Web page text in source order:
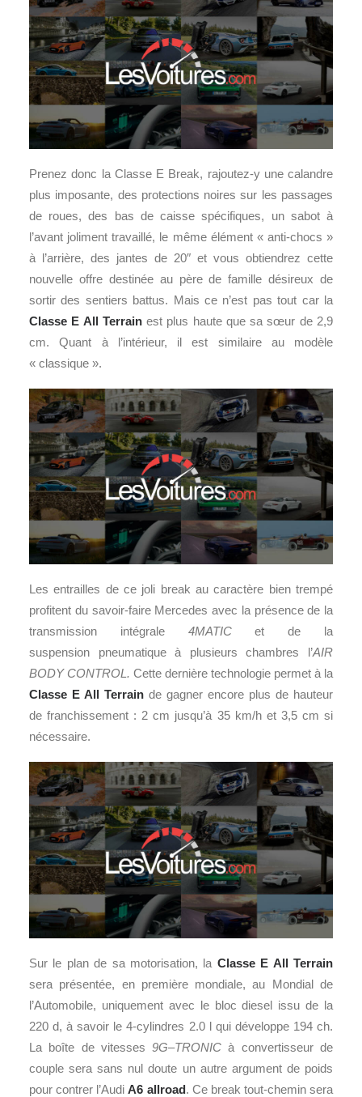
Prenez donc la Classe E Break, rajoutez-y une calandre
plus imposante, des protections noires sur les passages
de roues, des bas de caisse spécifiques, un sabot à
l’avant joliment travaillé, le même élément « anti-chocs »
à l’arrière, des jantes de 20″ et vous obtiendrez cette
nouvelle offre destinée au père de famille désireux de
sortir des sentiers battus. Mais ce n’est pas tout car la
Classe E All Terrainest plus haute que sa sœur de 2,9
cm. Quant à l’intérieur, il est similaire au modèle
« classique ».
Les entrailles de ce joli break au caractère bien trempé
profitent du savoir-faire Mercedes avec la présence de la
transmission intégrale 4MATICet de la
suspension pneumatique à plusieurs chambres l’AIR
BODY CONTROL. Cette dernière technologie permet à la
Classe E All Terrain de gagner encore plus de hauteur
de franchissement : 2 cm jusqu’à 35 km/h et 3,5 cm si
nécessaire.
Sur le plan de sa motorisation, la Classe E All Terrain
sera présentée, en première mondiale, au Mondial de
l’Automobile, uniquement avec le bloc diesel issu de la
220 d, à savoir le 4-cylindres 2.0 l qui développe 194 ch.
La boîte de vitesses9G–TRONICà convertisseur de
couple sera sans nul doute un autre argument de poids
pour contrer l’AudiA6 allroad. Ce break tout-chemin sera